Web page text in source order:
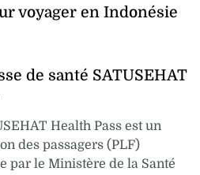
voyager en Indonésie
de santé SATUSEHAT
Health Pass est un
des passagers (PLF)
par le Ministère de la Santé